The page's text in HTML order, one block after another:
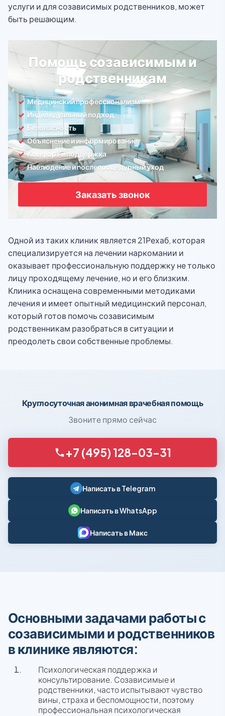
услуги и для созависимых родственников, может
быть решающим.
Помощь созависимым и
родственникам
Медицинский профессионализм
Индивидуальный подход
Безопасность
Объяснение и информирование
Комфорт и поддержка
Наблюдение и послепроцедурный уход
Заказать звонок
Одной из таких клиник является 21Рехаб, которая
специализируется на лечении наркомании и
оказывает профессиональную поддержку не только
лицу проходящему лечение, но и его близким.
Клиника оснащена современными методиками
лечения и имеет опытный медицинский персонал,
который готов помочь созависимым
родственникам разобраться в ситуации и
преодолеть свои собственные проблемы.
Круглосуточная анонимная врачебная помощь
Звоните прямо сейчас
+7 (495) 128-03-31
Написать в Telegram
Написать в WhatsApp
Написать в Макс
Основными задачами работы с
созависимыми и родственников
в клинике являются:
Психологическая поддержка и
консультирование. Созависимые и
родственники, часто испытывают чувство
вины, страха и беспомощности, поэтому
профессиональная психологическая